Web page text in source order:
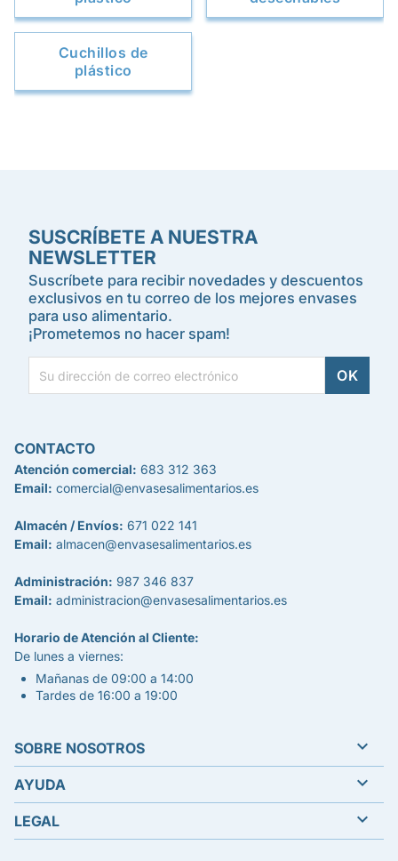
Cuchillos de
plástico
SUSCRÍBETE A NUESTRA
NEWSLETTER
Suscríbete para recibir novedades y descuentos
exclusivos en tu correo de los mejores envases
para uso alimentario.
¡Prometemos no hacer spam!
CONTACTO
Atención comercial: 683 312 363
Email: comercial@envasesalimentarios.es
Almacén / Envíos: 671 022 141
Email: almacen@envasesalimentarios.es
Administración: 987 346 837
Email: administracion@envasesalimentarios.es
Horario de Atención al Cliente:
De lunes a viernes:
Mañanas de 09:00 a 14:00
Tardes de 16:00 a 19:00
SOBRE NOSOTROS 
AYUDA 
LEGAL 